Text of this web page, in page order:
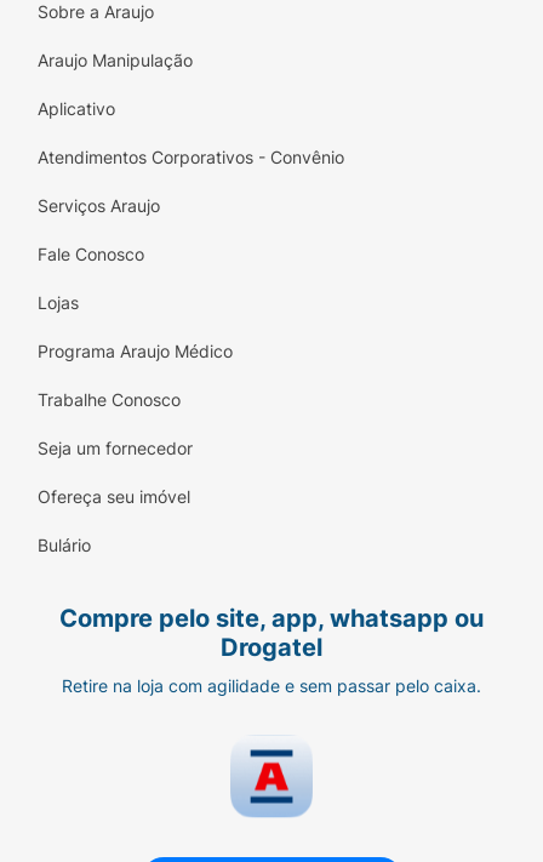
Sobre a Araujo
Araujo Manipulação
Aplicativo
Atendimentos Corporativos - Convênio
Serviços Araujo
Fale Conosco
Lojas
Programa Araujo Médico
Trabalhe Conosco
Seja um fornecedor
Ofereça seu imóvel
Bulário
Compre pelo site, app, whatsapp ou
Drogatel
Retire na loja com agilidade e sem passar pelo caixa.